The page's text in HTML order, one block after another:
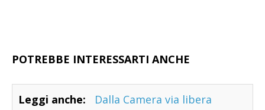
POTREBBE INTERESSARTI ANCHE
Leggi anche:
Dalla Camera via libera